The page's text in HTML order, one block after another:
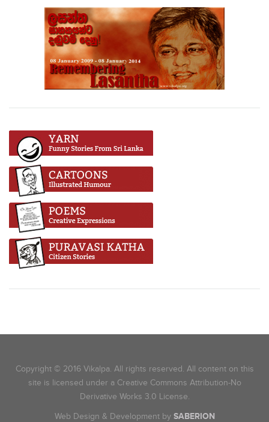
Copyright © 2016 Vikalpa. All rights reserved. All content on this
site is licensed under a Creative Commons Attribution-No
Derivative Works 3.0 License.
Web Design & Development by SABERION